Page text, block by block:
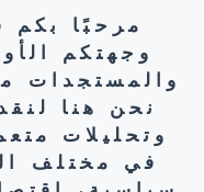
مرحبًا بكم
وجهتكم
والمستجدات
نحن هنا
وتحليلات
في مختلف